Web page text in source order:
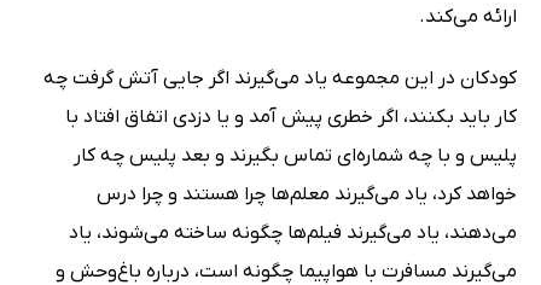
ارائه می‌کند.
کودکان در این مجموعه یاد می‌گیرند اگر جایی آتش گرفت چه
کار باید بکنند، اگر خطری پیش آمد و یا دزدی اتفاق افتاد با
پلیس و با چه شماره‌ای تماس بگیرند و بعد پلیس چه کار
خواهد کرد، یاد می‌گیرند معلم‌ها چرا هستند و چرا درس
می‌دهند، یاد می‌گیرند فیلم‌ها چگونه ساخته می‌شوند، یاد
می‌گیرند مسافرت با هواپیما چگونه است، درباره باغ‌وحش و